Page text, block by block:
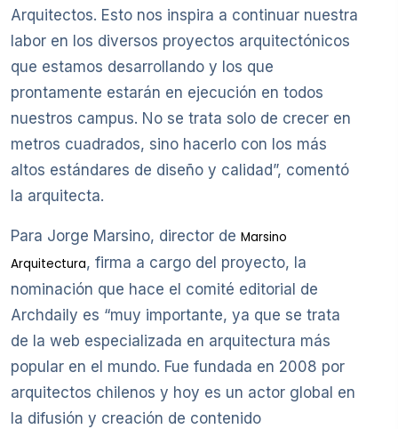
Arquitectos. Esto nos inspira a continuar nuestra
labor en los diversos proyectos arquitectónicos
que estamos desarrollando y los que
prontamente estarán en ejecución en todos
nuestros campus. No se trata solo de crecer en
metros cuadrados, sino hacerlo con los más
altos estándares de diseño y calidad”, comentó
la arquitecta.
Para Jorge Marsino, director de Marsino
Arquitectura, firma a cargo del proyecto, la
nominación que hace el comité editorial de
Archdaily es “muy importante, ya que se trata
de la web especializada en arquitectura más
popular en el mundo. Fue fundada en 2008 por
arquitectos chilenos y hoy es un actor global en
la difusión y creación de contenido